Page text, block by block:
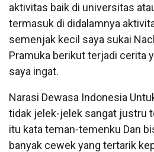
aktivitas baik di universitas
termasuk di didalamnya
semenjak kecil saya sukai
Pramuka berikut terjadi cerita
saya ingat.
Narasi Dewasa Indonesia
tidak jelek-jelek sangat justru
itu kata teman-temenku Dan
banyak cewek yang tertarik